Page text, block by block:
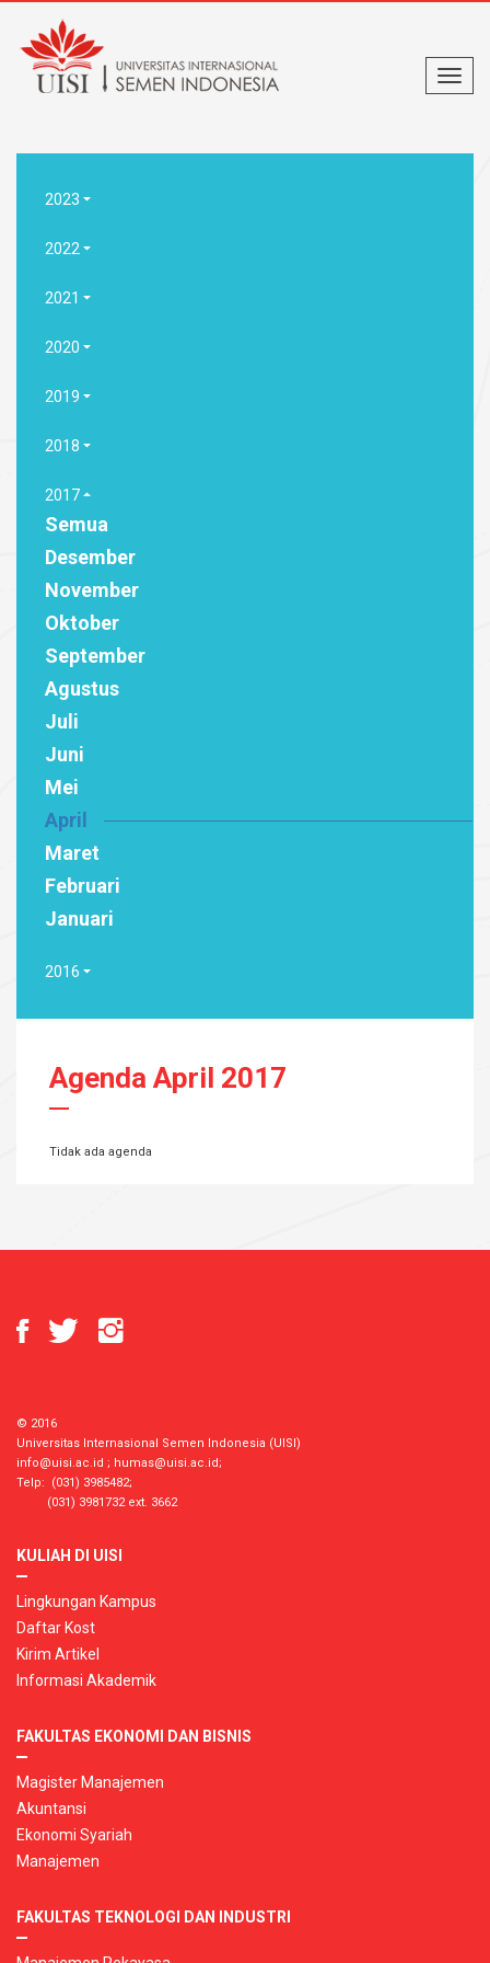
2023
2022
2021
2020
2019
2018
2017
Semua
Desember
November
Oktober
September
Agustus
Juli
Juni
Mei
April
Maret
Februari
Januari
2016
Agenda April 2017
Tidak ada agenda
© 2016
Universitas Internasional Semen Indonesia (UISI)
info@uisi.ac.id ; humas@uisi.ac.id;
Telp: (031) 3985482;
(031) 3981732 ext. 3662
KULIAH DI UISI
Lingkungan Kampus
Daftar Kost
Kirim Artikel
Informasi Akademik
FAKULTAS EKONOMI DAN BISNIS
Magister Manajemen
Akuntansi
Ekonomi Syariah
Manajemen
FAKULTAS TEKNOLOGI DAN INDUSTRI